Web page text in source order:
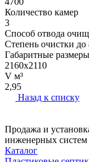
Количество камер
3
Способ отвода
Степень очистки до
Габаритные
2160х2110
V м³
2,95
Назад к списку
Продажа и
инженерных систем
Каталог